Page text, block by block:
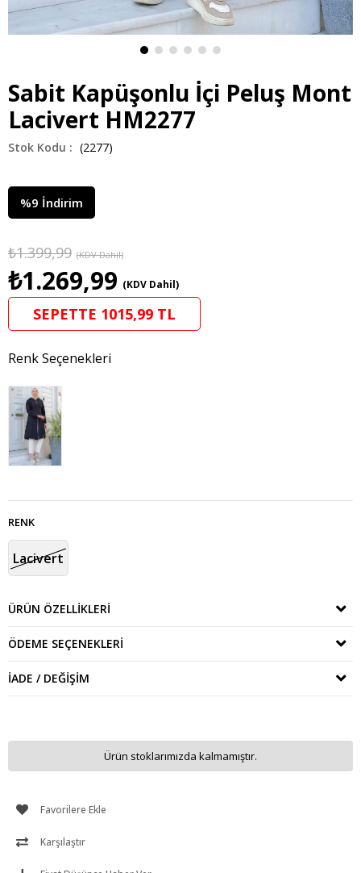
Sabit Kapüşonlu İçi Peluş Mont
Lacivert HM2277
(2277)
%9 İndirim
₺1.399,99 (KDV Dahil)
₺1.269,99 (KDV Dahil)
SEPETTE 1015,99 TL
Renk Seçenekleri
RENK
Lacivert
ÜRÜN ÖZELLIKLERI
ÖDEME SEÇENEKLERI
İADE / DEĞIŞIM
Ürün stoklarımızda kalmamıştır.
Favorilere Ekle
Karşılaştır